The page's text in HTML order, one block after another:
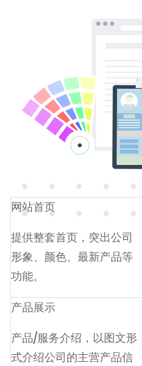
网站首页
提供整套首页，突出公司
形象、颜色、最新产品等
功能。
产品展示
产品/服务介绍，以图文形
式介绍公司的主营产品信